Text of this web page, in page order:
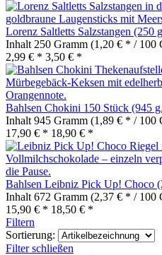
Lorenz Saltletts Salzstangen (250
Inhalt 250 Gramm (1,20 € * / 100
2,99 € * 3,50 € *
Bahlsen Chokini 150 Stück (945
Inhalt 945 Gramm (1,89 € * / 100
17,90 € * 18,90 € *
Bahlsen Leibniz Pick Up! Choco
Inhalt 672 Gramm (2,37 € * / 100
15,90 € * 18,50 € *
Filtern
Sortierung:
Filter schließen